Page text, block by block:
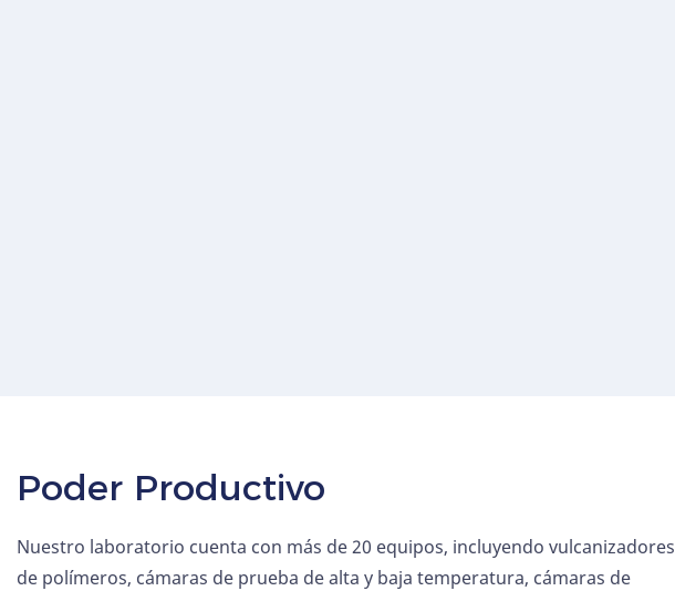
Poder Productivo
Nuestro laboratorio cuenta con más de 20 equipos, incluyendo vulcanizadores
de polímeros, cámaras de prueba de alta y baja temperatura, cámaras de